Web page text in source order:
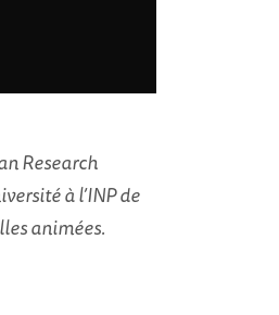
Research
à l’INP de
animées.